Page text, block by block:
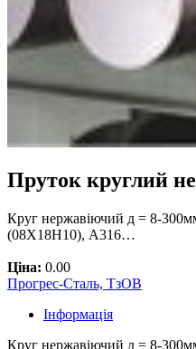
Пруток круглий
Круг нержавіючий д = 8-
(08Х18Н10), А316…
Ціна: 0.00
Прогрес-Сталь, ТзОВ
Інформація
Круг нержавіючий д = 8-